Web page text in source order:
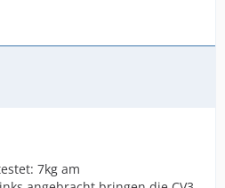
7kg am